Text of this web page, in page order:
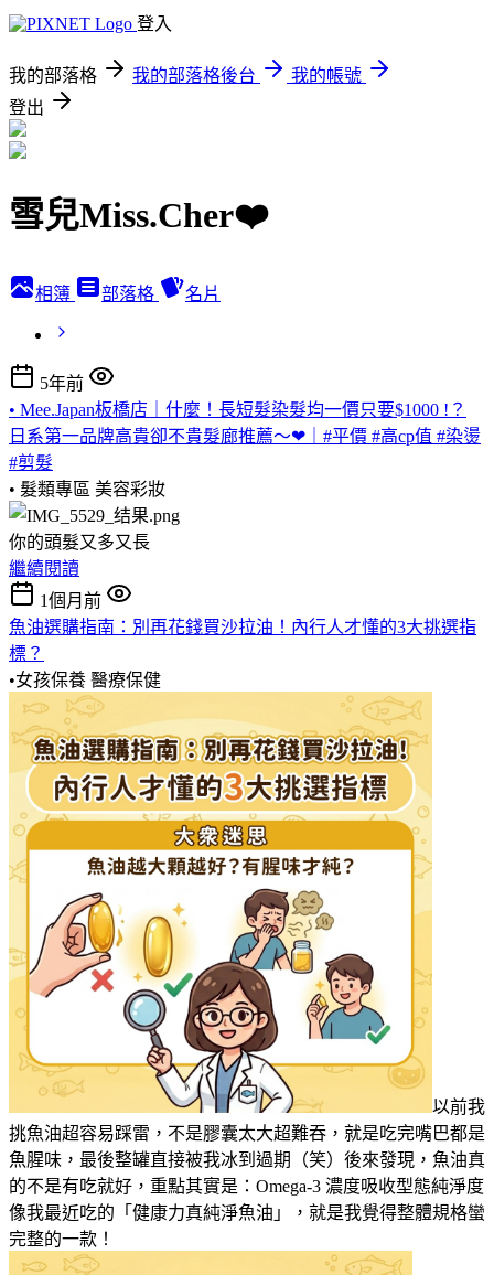
登入
我的部落格 我的部落格後台
我的帳號
登出
雪兒Miss.Cher❤️
相簿 部落格 名片
5年前
• Mee.Japan板橋店｜什麼！長短髮染髮均一價只要$1000 !？
日系第一品牌高貴卻不貴髮廊推薦～❤｜#平價 #高cp值 #染燙
#剪髮
• 髮類專區 美容彩妝
你的頭髮又多又長
繼續閱讀
1個月前
魚油選購指南：別再花錢買沙拉油！內行人才懂的3大挑選指
標？
•女孩保養 醫療保健
以前我
挑魚油超容易踩雷，不是膠囊太大超難吞，就是吃完嘴巴都是
魚腥味，最後整罐直接被我冰到過期（笑）後來發現，魚油真
的不是有吃就好，重點其實是：Omega-3 濃度吸收型態純淨度
像我最近吃的「健康力真純淨魚油」，就是我覺得整體規格蠻
完整的一款！